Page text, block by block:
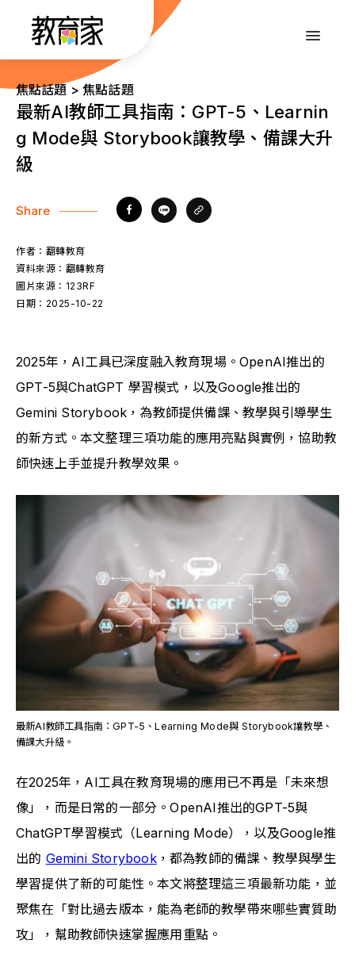
內
::: 焦點話題 > 焦點話題
最新AI教師工具指南：GPT-5、Learnin
g Mode與 Storybook讓教學、備課大升
級
Share
作者： 翻轉教育
資料來源： 翻轉教育
圖片來源： 123RF
日期： 2025-10-22
2025年，AI工具已深度融入教育現場。OpenAI推出的
GPT-5與ChatGPT 學習模式，以及Google推出的
Gemini Storybook，為教師提供備課、教學與引導學生
的新方式。本文整理三項功能的應用亮點與實例，協助教
師快速上手並提升教學效果。
最新AI教師工具指南：GPT-5、Learning Mode與 Storybook讓教學、
備課大升級。
在2025年，AI工具在教育現場的應用已不再是「未來想
像」，而是日常的一部分。OpenAI推出的GPT-5與
ChatGPT學習模式（Learning Mode），以及Google推
出的 Gemini Storybook，都為教師的備課、教學與學生
學習提供了新的可能性。本文將整理這三項最新功能，並
聚焦在「對比過去版本，能為老師的教學帶來哪些實質助
攻」，幫助教師快速掌握應用重點。